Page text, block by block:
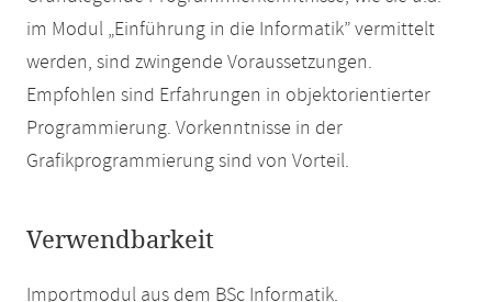
im Modul „Einführung in die Informatik” vermittelt
werden, sind zwingende Voraussetzungen.
Empfohlen sind Erfahrungen in objektorientierter
Programmierung. Vorkenntnisse in der
Grafikprogrammierung sind von Vorteil.
Verwendbarkeit
Importmodul aus dem BSc Informatik.